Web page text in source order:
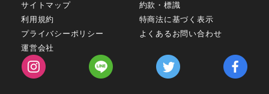
サイトマップ
約款・標識
利用規約
特商法に基づく表示
プライバシーポリシー
よくあるお問い合わせ
運営会社